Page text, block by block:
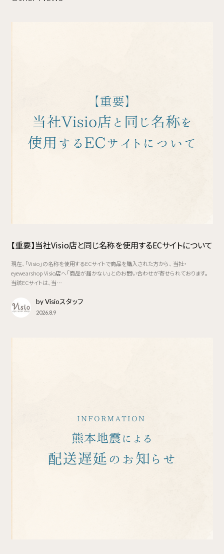
【重要】当社Visio店と同じ名称を使用するECサイトについて
現在、「Visio」の名称を使用するECサイトで商品を購入された方から、 当社・
eyewearshop Visio店へ「商品が届かない」とのお問い合わせが寄せられております。
当該ECサイトは、当…
by Visioスタッフ
2026.8.9